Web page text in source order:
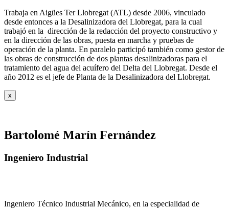
Trabaja en Aigües Ter Llobregat (ATL) desde 2006, vinculado
desde entonces a la Desalinizadora del Llobregat, para la cual
trabajó en la dirección de la redacción del proyecto constructivo y
en la dirección de las obras, puesta en marcha y pruebas de
operación de la planta. En paralelo participó también como gestor de
las obras de construcción de dos plantas desalinizadoras para el
tratamiento del agua del acuífero del Delta del Llobregat. Desde el
año 2012 es el jefe de Planta de la Desalinizadora del Llobregat.
x
Bartolomé Marín Fernández
Ingeniero Industrial
Ingeniero Técnico Industrial Mecánico, en la especialidad de